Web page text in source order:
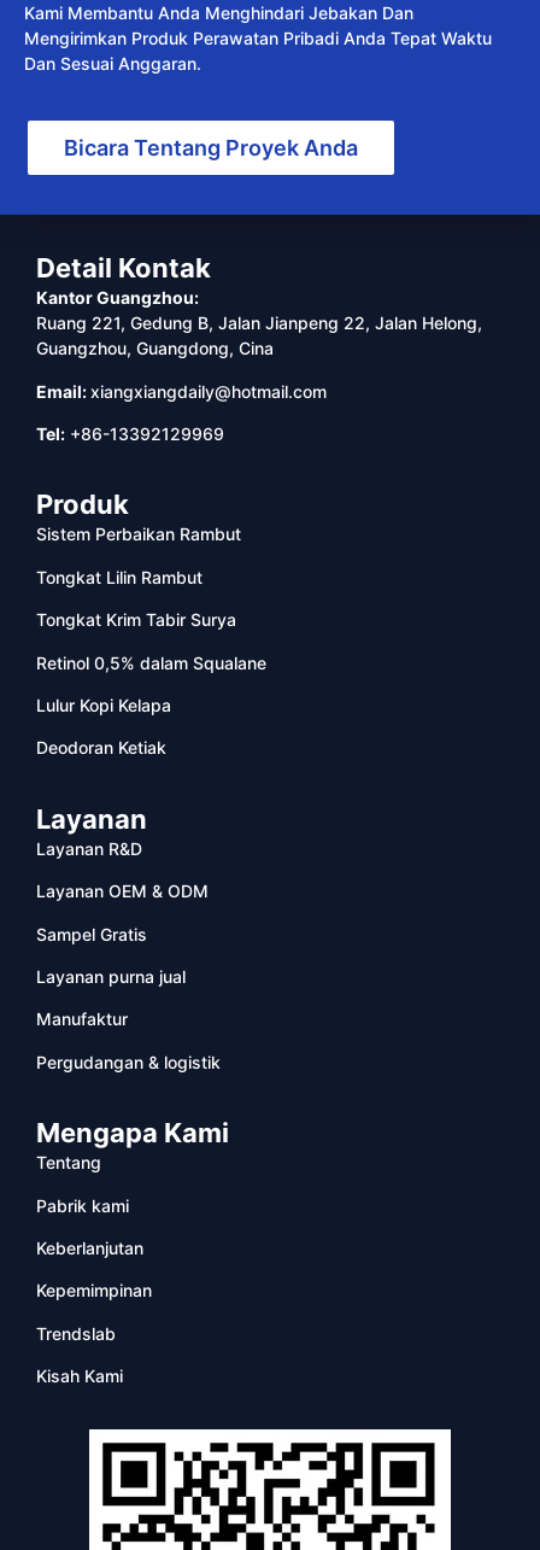
Kami Membantu Anda Menghindari Jebakan Dan
Mengirimkan Produk Perawatan Pribadi Anda Tepat Waktu
Dan Sesuai Anggaran.
Bicara Tentang Proyek Anda
Detail Kontak
Kantor Guangzhou:
Ruang 221, Gedung B, Jalan Jianpeng 22, Jalan Helong,
Guangzhou, Guangdong, Cina
Email:xiangxiangdaily@hotmail.com
Tel: +86-13392129969
Produk
Sistem Perbaikan Rambut
Tongkat Lilin Rambut
Tongkat Krim Tabir Surya
Retinol 0,5% dalam Squalane
Lulur Kopi Kelapa
Deodoran Ketiak
Layanan
Layanan R&D
Layanan OEM & ODM
Sampel Gratis
Layanan purna jual
Manufaktur
Pergudangan & logistik
Mengapa Kami
Tentang
Pabrik kami
Keberlanjutan
Kepemimpinan
Trendslab
Kisah Kami